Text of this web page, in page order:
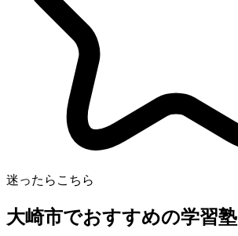
迷ったらこちら
大崎市でおすすめの学習塾